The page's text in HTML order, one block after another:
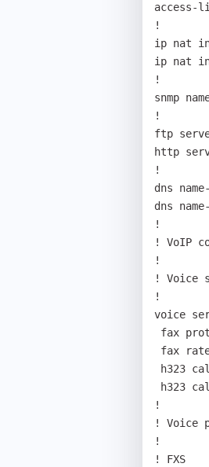
access-
!
ip nat
ip nat
!
snmp
!
ftp
http
!
dns
dns
!
! VoIP
!
! Voice
!
voice
!
! Voice
!
! FXS